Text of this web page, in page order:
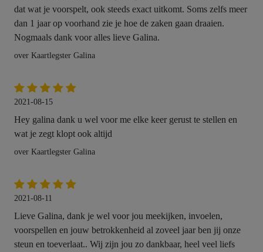
dat wat je voorspelt, ook steeds exact uitkomt. Soms zelfs meer
dan 1 jaar op voorhand zie je hoe de zaken gaan draaien.
Nogmaals dank voor alles lieve Galina.
over Kaartlegster Galina
2021-08-15
Hey galina dank u wel voor me elke keer gerust te stellen en
wat je zegt klopt ook altijd
over Kaartlegster Galina
2021-08-11
Lieve Galina, dank je wel voor jou meekijken, invoelen,
voorspellen en jouw betrokkenheid al zoveel jaar ben jij onze
steun en toeverlaat.. Wij zijn jou zo dankbaar, heel veel liefs